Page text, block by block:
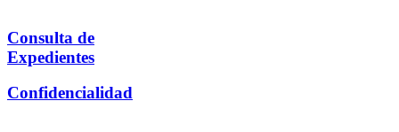
Consulta de
Expedientes
Confidencialidad